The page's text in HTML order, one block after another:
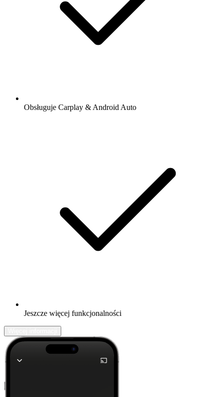
Obsługuje Carplay & Android Auto
Jeszcze więcej funkcjonalności